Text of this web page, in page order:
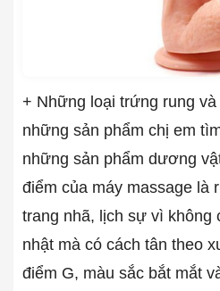
+ Những loại trứng rung
những sản phẩm chị em
những sản phẩm dương
điểm của máy massage là
trang nhã, lịch sự vì không
nhật mà có cách tân theo
điểm G, màu sắc bắt mắt